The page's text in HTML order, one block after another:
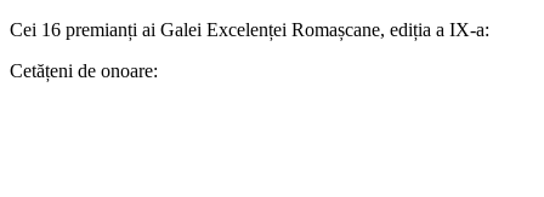
Cei 16 premianți ai Galei Excelenței Romașcane, ediția a IX-a:
Cetățeni de onoare: